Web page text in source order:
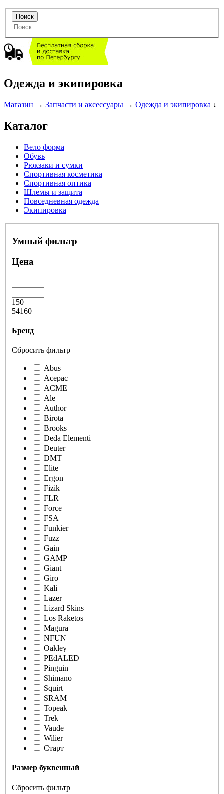
Одежда и экипировка
Магазин → Запчасти и аксессуары → Одежда и экипировка ↓
Каталог
Вело форма
Обувь
Рюкзаки и сумки
Спортивная косметика
Спортивная оптика
Шлемы и защита
Повседневная одежда
Экипировка
Умный фильтр
Цена
150
54160
Бренд
Сбросить фильтр
Abus
Acepac
ACME
Ale
Author
Birota
Brooks
Deda Elementi
Deuter
DMT
Elite
Ergon
Fizik
FLR
Force
FSA
Funkier
Fuzz
Gain
GAMP
Giant
Giro
Kali
Lazer
Lizard Skins
Los Raketos
Magura
NFUN
Oakley
PEdALED
Pinguin
Shimano
Squirt
SRAM
Topeak
Trek
Vaude
Wilier
Старт
Размер буквенный
Сбросить фильтр